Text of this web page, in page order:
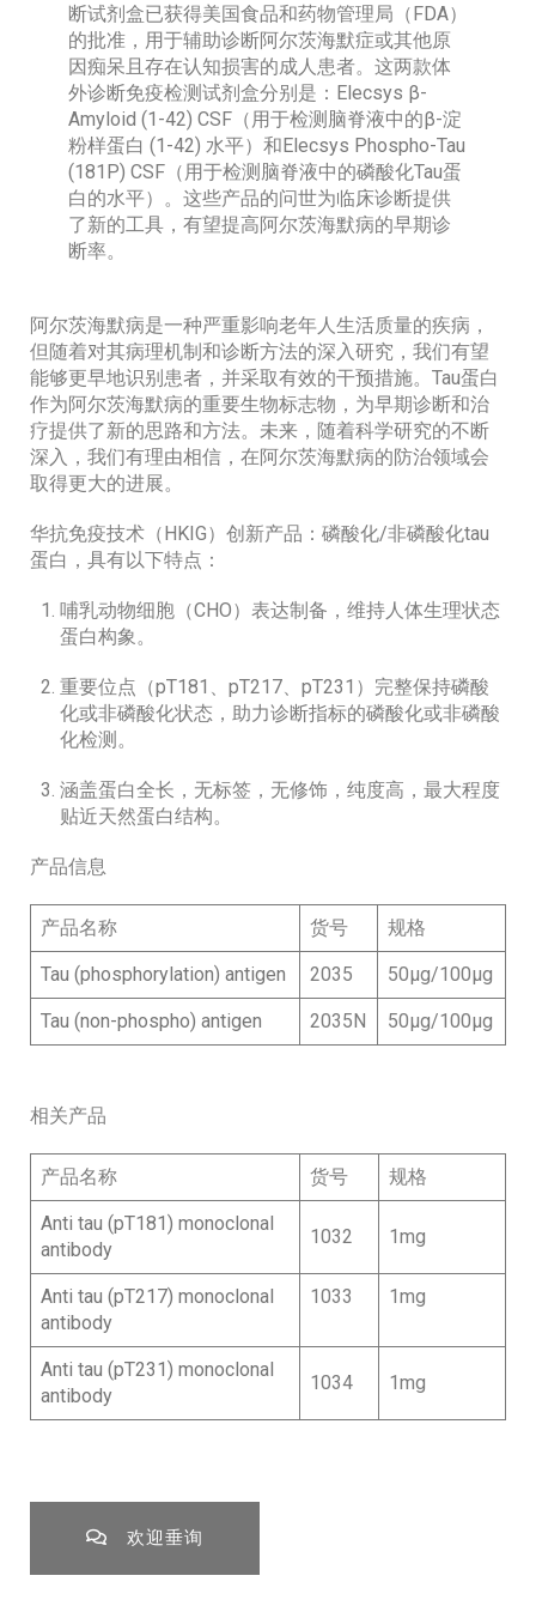
断试剂盒已获得美国食品和药物管理局（FDA）
的批准，用于辅助诊断阿尔茨海默症或其他原
因痴呆且存在认知损害的成人患者。这两款体
外诊断免疫检测试剂盒分别是：Elecsys β-
Amyloid (1-42) CSF（用于检测脑脊液中的β-淀
粉样蛋白 (1-42) 水平）和Elecsys Phospho-Tau
(181P) CSF（用于检测脑脊液中的磷酸化Tau蛋
白的水平）。这些产品的问世为临床诊断提供
了新的工具，有望提高阿尔茨海默病的早期诊
断率。
阿尔茨海默病是一种严重影响老年人生活质量的疾病，
但随着对其病理机制和诊断方法的深入研究，我们有望
能够更早地识别患者，并采取有效的干预措施。Tau蛋白
作为阿尔茨海默病的重要生物标志物，为早期诊断和治
疗提供了新的思路和方法。未来，随着科学研究的不断
深入，我们有理由相信，在阿尔茨海默病的防治领域会
取得更大的进展。
华抗免疫技术（HKIG）创新产品：磷酸化/非磷酸化tau
蛋白，具有以下特点：
哺乳动物细胞（CHO）表达制备，维持人体生理状态
蛋白构象。
重要位点（pT181、pT217、pT231）完整保持磷酸
化或非磷酸化状态，助力诊断指标的磷酸化或非磷酸
化检测。
涵盖蛋白全长，无标签，无修饰，纯度高，最大程度
贴近天然蛋白结构。
产品信息
产品名称 货号 规格
Tau (phosphorylation) antigen 2035 50μg/100μg
Tau (non-phospho) antigen 2035N 50μg/100μg
相关产品
产品名称 货号 规格
Anti tau (pT181) monoclonal
antibody
1032 1mg
Anti tau (pT217) monoclonal
antibody
1033 1mg
Anti tau (pT231) monoclonal
antibody
1034 1mg
欢迎垂询